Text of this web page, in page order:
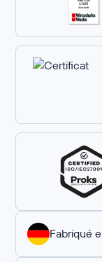
Fabriqué